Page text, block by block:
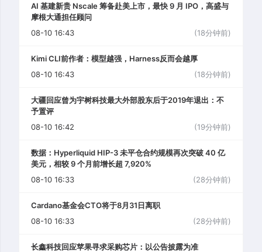
AI 基建新贵 Nscale 筹备赴美上市，最快 9 月 IPO，高盛与
摩根大通担任顾问
08-10 16:43
(18分钟前)
Kimi CLI前作者：模型越强，Harness反而会越厚
08-10 16:43
(18分钟前)
大疆回应曾为宇树科技最大外部股东后于2019年退出：不
予置评
08-10 16:42
(19分钟前)
数据：Hyperliquid HIP-3 未平仓合约规模再次突破 40 亿
美元，相较 9 个月前增长超 7,920%
08-10 16:33
(28分钟前)
Cardano基金会CTO将于8月31日离职
08-10 16:33
(28分钟前)
长鑫科技回应苹果寻求采购芯片：以公告披露为准